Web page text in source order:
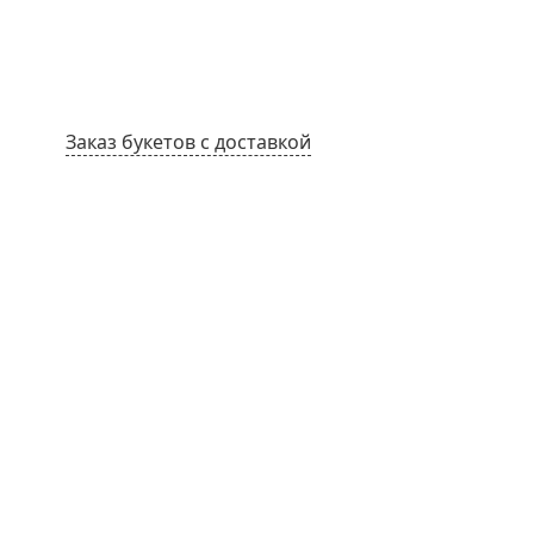
Заказ букетов с доставкой